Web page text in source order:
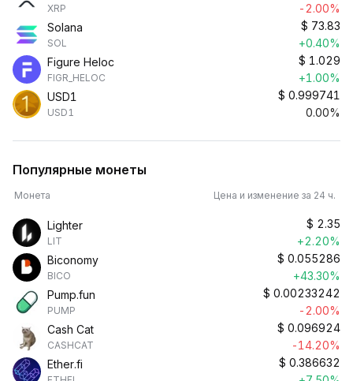
XRP
-2.00%
Solana
SOL
$ 73.83
+0.40%
Figure Heloc
FIGR_HELOC
$ 1.029
+1.00%
USD1
USD1
$ 0.999741
0.00%
Популярные монеты
Монета Цена и изменение за 24 ч.
Lighter
LIT
$ 2.35
+2.20%
Biconomy
BICO
$ 0.055286
+43.30%
Pump.fun
PUMP
$ 0.00233242
-2.00%
Cash Cat
CASHCAT
$ 0.096924
-14.20%
Ether.fi
$ 0.386632